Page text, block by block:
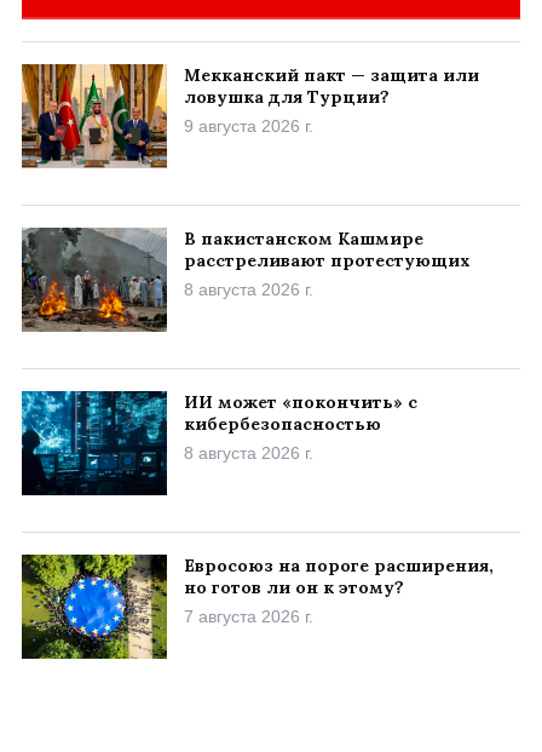
Мекканский пакт — защита или
ловушка для Турции?
9 августа 2026 г.
В пакистанском Кашмире
расстреливают протестующих
8 августа 2026 г.
ИИ может «покончить» с
кибербезопасностью
8 августа 2026 г.
Евросоюз на пороге расширения,
но готов ли он к этому?
7 августа 2026 г.